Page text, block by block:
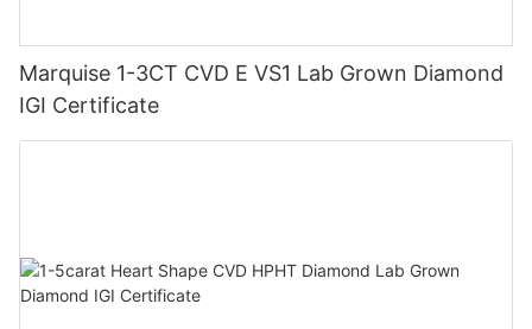
Marquise 1-3CT CVD E VS1 Lab Grown Diamond
IGI Certificate